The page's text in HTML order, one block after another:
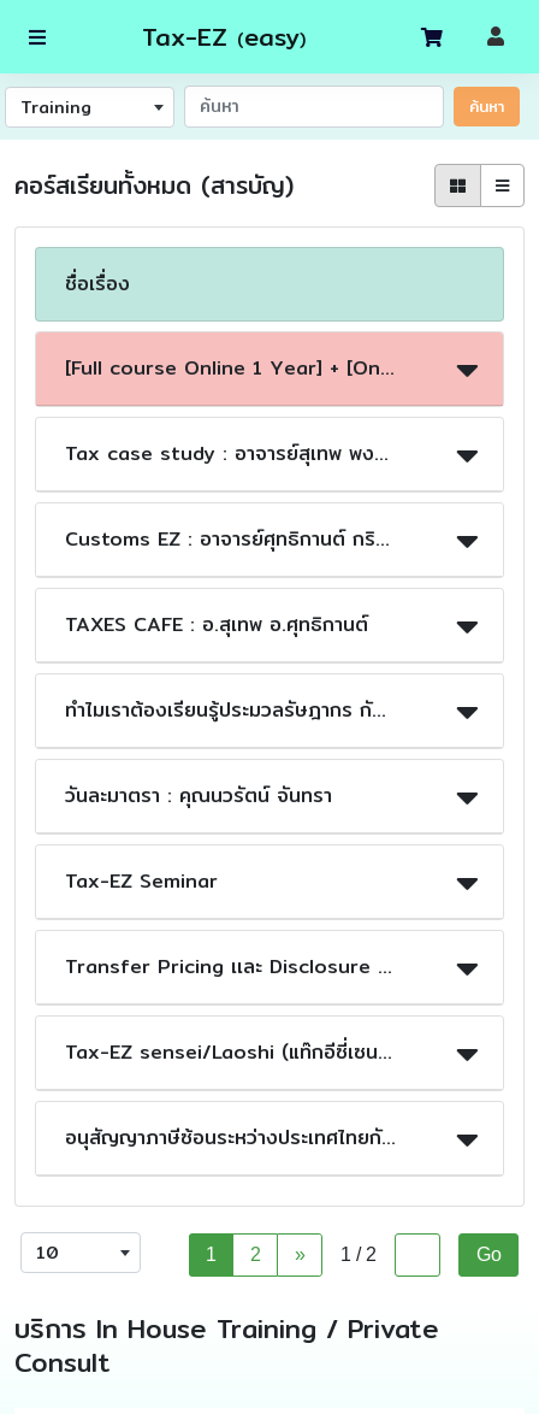
Tax-EZ (easy)
Training ค้นหา
คอร์สเรียนทั้งหมด (สารบัญ)
ชื่อเรื่อง
[Full course Online 1 Year] + [Onsite 1 Day 2 ต.ค.69] : อ.สุเทพ พงษ์พิทักษ์
Tax case study : อาจารย์สุเทพ พงษ์พิทักษ์
Customs EZ : อาจารย์ศุทธิกานต์ กริชไกรวรรณ(อ.อ้อย)
TAXES CAFE : อ.สุเทพ อ.ศุทธิกานต์
ทำไมเราต้องเรียนรู้ประมวลรัษฎากร กับ อ.สุเทพ พงษ์พิทักษ์
วันละมาตรา : คุณนวรัตน์ จันทรา
Tax-EZ Seminar
Transfer Pricing เเละ Disclosure Form : คุณ นวรัตน์ คุณ อมรรัตน์
Tax-EZ sensei/Laoshi (แท๊กอีซี่เซนเซ/เหล่าซือ) พี่ก้อย/Sato san/เหมยลี่
อนุสัญญาภาษีซ้อนระหว่างประเทศไทยกับประเทศญี่ปุ่น : คุณ นวรัตน์
10 1 2 » 1 / 2
บริการ In House Training / Private
Consult